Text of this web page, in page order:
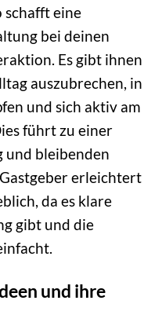
schafft eine
bei deinen
Es gibt ihnen
auszubrechen, in
und sich aktiv am
führt zu einer
und bleibenden
erleichtert
da es klare
gibt und die
und ihre